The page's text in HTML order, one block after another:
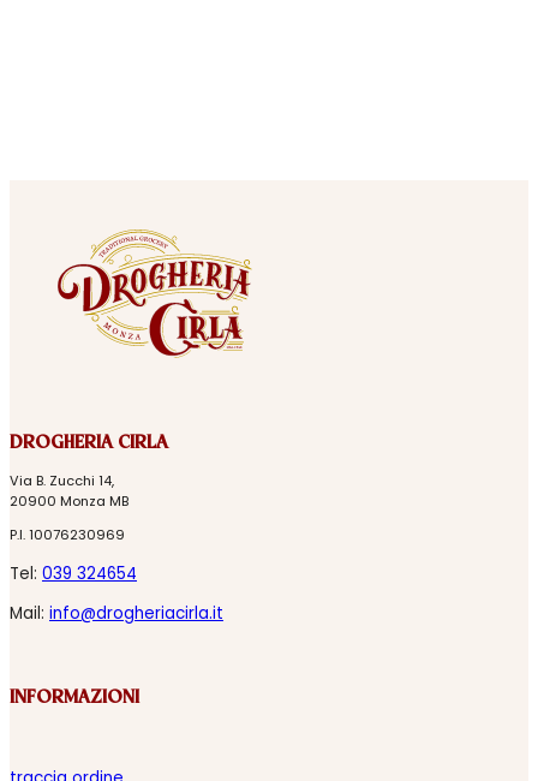
DROGHERIA CIRLA
Via B. Zucchi 14,
20900 Monza MB
P.I. 10076230969
Tel: 039 324654
Mail: info@drogheriacirla.it
INFORMAZIONI